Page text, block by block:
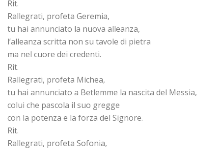
Rit.
Rallegrati, profeta Geremia,
tu hai annunciato la nuova alleanza,
l’alleanza scritta non su tavole di pietra
ma nel cuore dei credenti.
Rit.
Rallegrati, profeta Michea,
tu hai annunciato a Betlemme la nascita del Messia,
colui che pascola il suo gregge
con la potenza e la forza del Signore.
Rit.
Rallegrati, profeta Sofonia,